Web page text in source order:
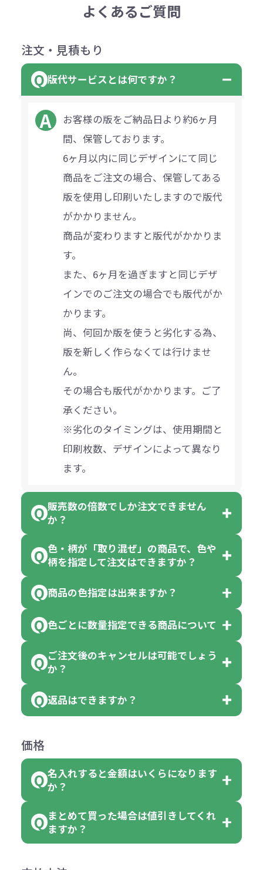
よくあるご質問
注文・見積もり
版代サービスとは何ですか？
お客様の版をご納品日より約6ヶ月
間、保管しております。
6ヶ月以内に同じデザインにて同じ
商品をご注文の場合、保管してある
版を使用し印刷いたしますので版代
がかかりません。
商品が変わりますと版代がかかりま
す。
また、6ヶ月を過ぎますと同じデザ
インでのご注文の場合でも版代がか
かります。
尚、何回か版を使うと劣化する為、
版を新しく作らなくては行けませ
ん。
その場合も版代がかかります。ご了
承ください。
※劣化のタイミングは、使用期間と
印刷枚数、デザインによって異なり
ます。
販売数の倍数でしか注文できません
か？
一部商品（※）を除き、注文可能数
です。
ります。
【例】注文可能数が100個の場合
は、100個以上でしたら、何個でも
可能です。
色・柄が「取り混ぜ」の商品で、色や
柄を指定して注文はできますか？
「色・柄 取り混ぜ」のラベルがつい
ている商品は、色指定不可となって
ん。
但し、ロゴなど名入れ印刷をされる
商品の色指定は出来ますか？
色指定できる商品もございますが商
品の詳細に「色・柄 取り混ぜ」のラ
ベルや商品画像に「〇色取混ぜ」な
ては色指定が出来ません。
れ等分で100個ずつ入って参ります。
（割り切れない場合は数個単位で前
色指定できる商品に付きましては商
品詳細の購入の所で色が選べるよう
になっております。
色ごとに数量指定できる商品について
「選べる本体色」のラベルが付いて
す。
い。
例えば…
クエアトート」を300個注文した場
ご注文後のキャンセルは可能でしょう
か？
お客様都合でのキャンセルは、制作
がございます。
ご注文の際は、十分にご確認・ご検
返品はできますか？
めご了承ください。
ただし下記の場合は承っております
●初期不良または不良品（破損、故
障）の場合
価格
名入れすると金額はいくらになります
か？
名入れありの場合の代金の計算方法
は下記の通りです。
まとめて買った場合は値引きしてくれ
ますか？
商品によりますが、お見積もりさせ